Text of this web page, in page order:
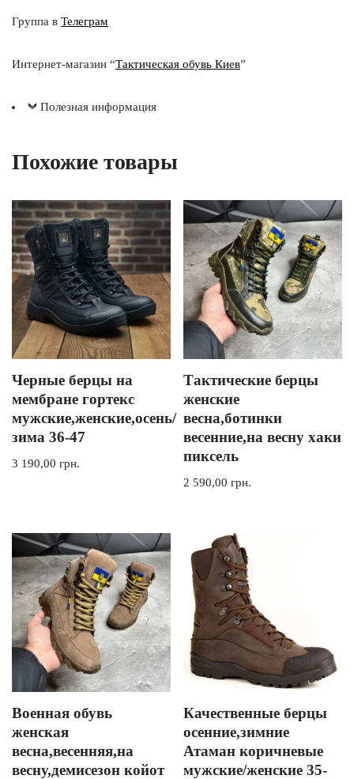
Группа в Телеграм
Интернет-магазин “Тактическая обувь Киев”
Полезная информация
Похожие товары
Черные берцы на
мембране гортекс
мужские,женские,осень/
зима 36-47
3 190,00 грн.
Тактические берцы
женские
весна,ботинки
весенние,на весну хаки
пиксель
2 590,00грн.
Военная обувь
женская
весна,весенняя,на
весну,демисезон койот
Качественные берцы
осенние,зимние
Атаман коричневые
мужские/женские 35-